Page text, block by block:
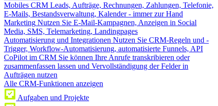
Mobiles CRM Leads, Aufträge, Rechnungen, Zahlungen, Telefonie,
E-Mails, Bestandsverwaltung, Kalender - immer zur Hand
Marketing Nutzen Sie E-Mail-Kampagnen, Anzeigen in Social
Media, SMS, Telemarketing, Landingpages
Automatisierung und Integrationen Nutzen Sie CRM-Regeln und -
Trigger, Workflow-Automatisierung, automatisierte Funnels, API
CoPilot im CRM Sie können Ihre Anrufe transkribieren oder
zusammenfassen lassen und Vervollständigung der Felder in
Aufträgen nutzen
Alle CRM-Funktionen anzeigen
Aufgaben und Projekte